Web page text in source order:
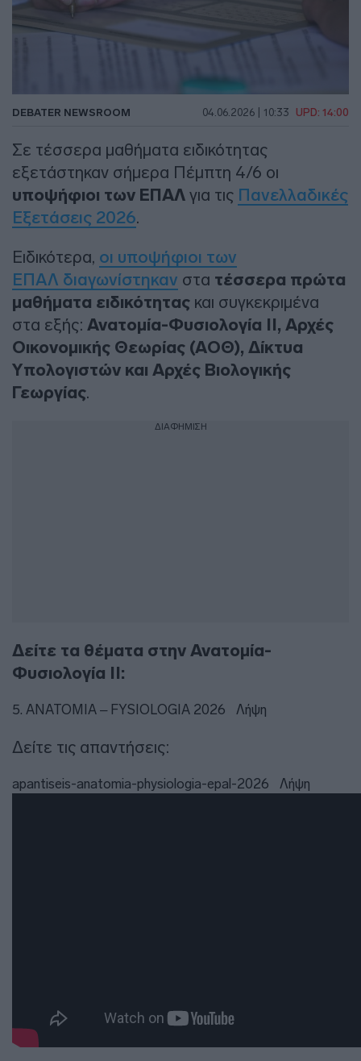
DEBATER NEWSROOM 04.06.2026 | 10:33 UPD: 14:00
Σε τέσσερα μαθήματα ειδικότητας
εξετάστηκαν σήμερα Πέμπτη 4/6 οι
υποψήφιοι των ΕΠΑΛ για τις Πανελλαδικές
Εξετάσεις 2026.
Ειδικότερα, οι υποψήφιοι των
ΕΠΑΛ διαγωνίστηκαν στα τέσσερα πρώτα
μαθήματα ειδικότητας και συγκεκριμένα
στα εξής: Ανατομία-Φυσιολογία ΙΙ, Αρχές
Οικονομικής Θεωρίας (ΑΟΘ), Δίκτυα
Υπολογιστών και Αρχές Βιολογικής
Γεωργίας.
ΔΙΑΦΗΜΙΣΗ
Δείτε τα θέματα στην Ανατομία-
Φυσιολογία ΙΙ:
5. ANATOMIA – FYSIOLOGIA 2026 Λήψη
Δείτε τις απαντήσεις:
apantiseis-anatomia-physiologia-epal-2026 Λήψη